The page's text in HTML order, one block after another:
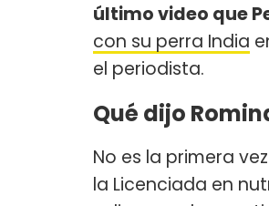
último video que
con su perra India
el periodista.
Qué dijo
No es la primera
la Licenciada en